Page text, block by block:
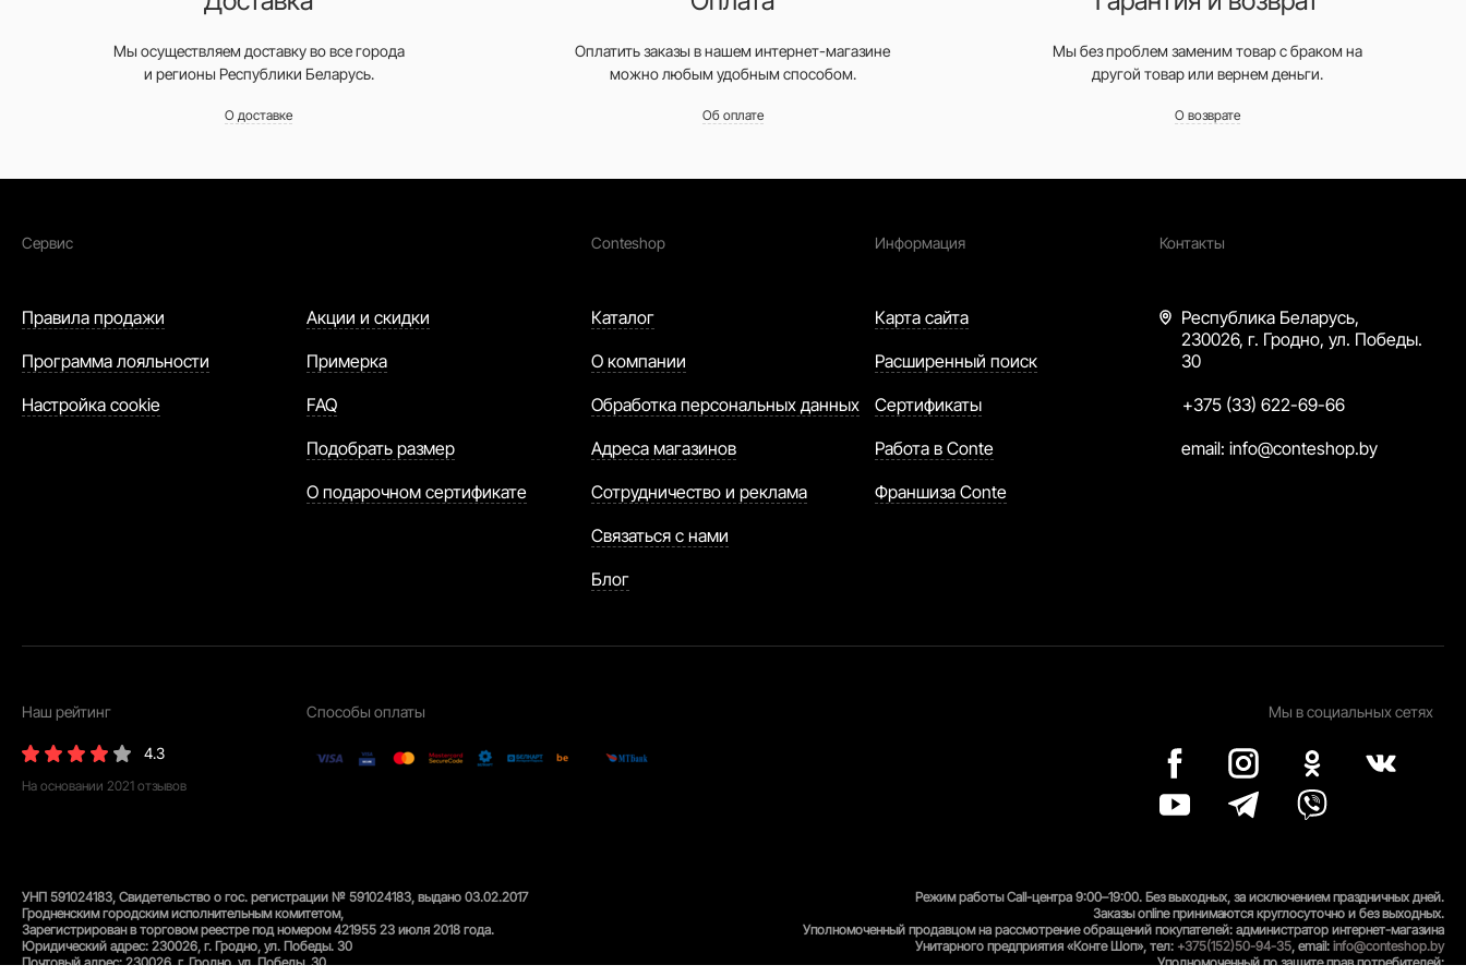
Мы осуществляем доставку во все города
и регионы Республики Беларусь.
О доставке
Оплатить заказы в нашем интернет-магазине
можно любым удобным способом.
Об оплате
Мы без проблем заменим товар с браком на
другой товар или вернем деньги.
О возврате
Сервис
Правила продажи
Программа лояльности
Настройка cookie
Акции и скидки
Примерка
FAQ
Подобрать размер
О подарочном сертификате
Conteshop
Каталог
О компании
Обработка персональных данных
Адреса магазинов
Сотрудничество и реклама
Связаться с нами
Блог
Информация
Карта сайта
Расширенный поиск
Сертификаты
Работа в Conte
Франшиза Conte
Контакты
Республика Беларусь,
230026, г. Гродно, ул. Победы.
30
+375 (33) 622-69-66
email:info@conteshop.by
Наш рейтинг
4.3
На основании 2021 отзывов
Способы оплаты Мы в социальных сетях
УНП 591024183, Свидетельство о гос. регистрации № 591024183, выдано 03.02.2017
Гродненским городским исполнительным комитетом,
Зарегистрирован в торговом реестре под номером 421955 23 июля 2018 года.
Юридический адрес: 230026, г. Гродно, ул. Победы. 30
Почтовый адрес: 230026, г. Гродно, ул. Победы. 30
Режим работы Call-центра 9:00–19:00. Без выходных, за исключением праздничных дней.
Заказы online принимаются круглосуточно и без выходных.
Уполномоченный продавцом на рассмотрение обращений покупателей: администратор интернет-магазина
Унитарного предприятия «Конте Шоп», тел: +375(152)50-94-35, email: info@conteshop.by
Уполномоченный по защите прав потребителей: